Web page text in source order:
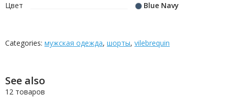
Цвет Blue Navy
Categories: мужская одежда, шорты, vilebrequin
See also
12 товаров